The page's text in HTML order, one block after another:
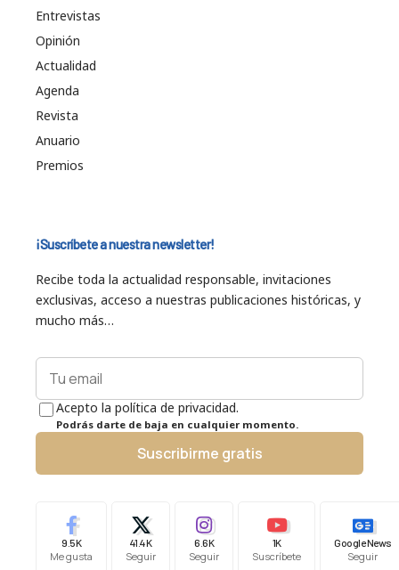
Entrevistas
Opinión
Actualidad
Agenda
Revista
Anuario
Premios
¡Suscríbete a nuestra newsletter!
Recibe toda la actualidad responsable, invitaciones
exclusivas, acceso a nuestras publicaciones históricas, y
mucho más…
Acepto la política de privacidad.
Podrás darte de baja en cualquier momento.
Suscribirme gratis
9.5K
Me gusta
41.4K
Seguir
6.6K
Seguir
1K
Suscríbete
Google News
Seguir